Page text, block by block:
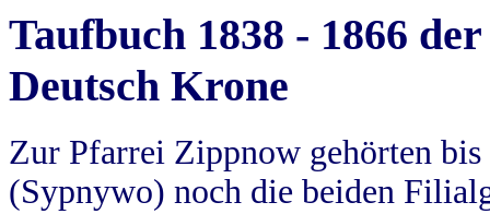
Taufbuch 1838 - 1866
Deutsch Krone
Zur Pfarrei Zippnow gehörten
(Sypnywo) noch die beiden